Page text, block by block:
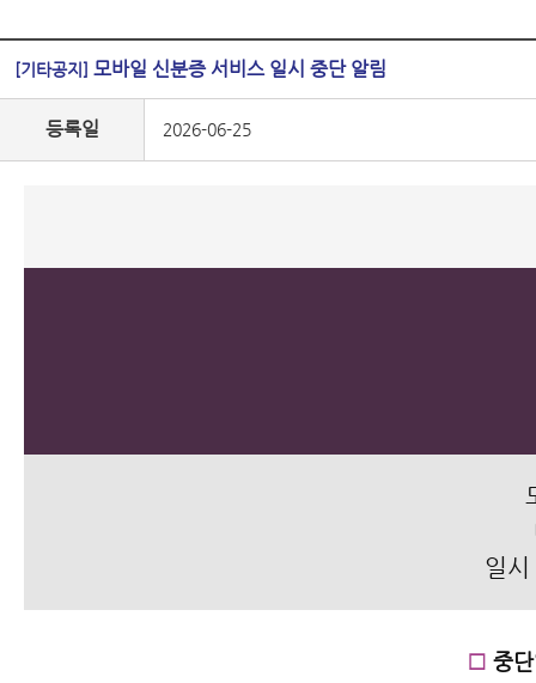
[기타공지] 모바일 신분증 서비스 일시 중단 알림
등록일 2026-06-25
일
□ 중